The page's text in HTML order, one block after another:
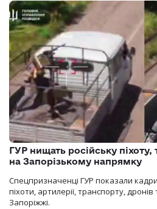
ГУР нищать російську піхоту,
на Запорізькому напрямку
Спецпризначенці ГУР показали
піхоти, артилерії, транспорту, дронів
Запоріжжі.